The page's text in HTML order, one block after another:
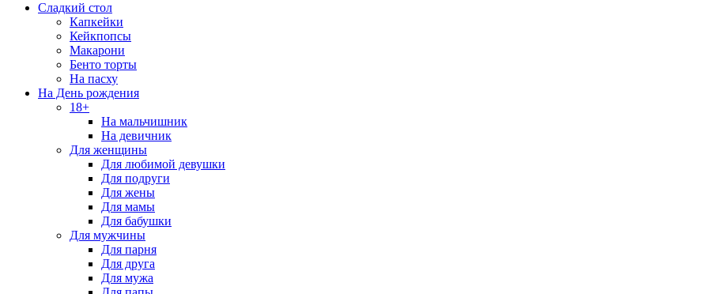
Сладкий стол
Капкейки
Кейкпопсы
Макарони
Бенто торты
На пасху
На День рождения
18+
На мальчишник
На девичник
Для женщины
Для любимой девушки
Для подруги
Для жены
Для мамы
Для бабушки
Для мужчины
Для парня
Для друга
Для мужа